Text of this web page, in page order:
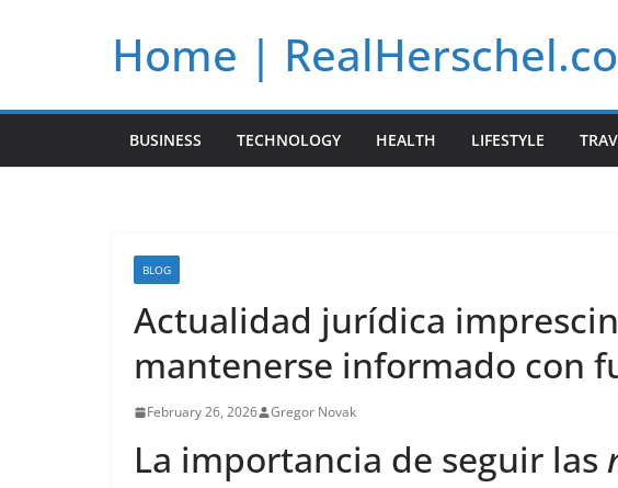
Home |
BUSINESS TECHNOLOGY HEALTH LIFESTYLE
BLOG
Actualidad jurídica
mantenerse informado con
February 26, 2026 Gregor Novak
La importancia de seguir las